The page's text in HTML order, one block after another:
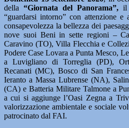
della “Giornata del Panorama”,il
“guardarsi intorno” con attenzione e
consapevolezza la bellezza dei
nove suoi Beni in sette regioni –
Caravino (TO), Villa Flecchia e
Podere Case Lovara a Punta Mesco,
a Luvigliano di Torreglia (PD),
Recanati (MC), Bosco di San
Ieranto a Massa Lubrense (NA),
(CA) e Batteria Militare Talmone a
a cui si aggiunge l’Oasi Zegna a
valorizzazione ambientale e sociale
patrocinato dal FAI.